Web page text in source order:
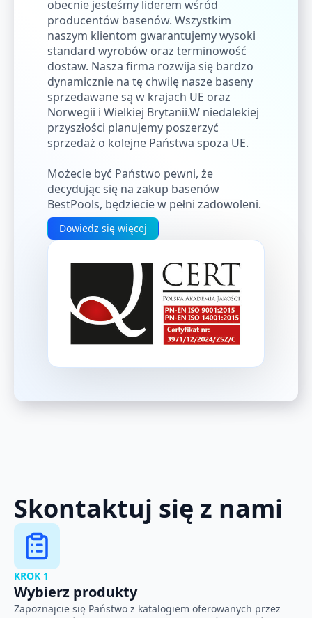
obecnie jesteśmy liderem wśród
producentów basenów. Wszystkim
naszym klientom gwarantujemy wysoki
standard wyrobów oraz terminowość
dostaw. Nasza firma rozwija się bardzo
dynamicznie na tę chwilę nasze baseny
sprzedawane są w krajach UE oraz
Norwegii i Wielkiej Brytanii.W niedalekiej
przyszłości planujemy poszerzyć
sprzedaż o kolejne Państwa spoza UE.
Możecie być Państwo pewni, że
decydując się na zakup basenów
BestPools, będziecie w pełni zadowoleni.
Dowiedz się więcej
Skontaktuj się z nami
KROK 1
Wybierz produkty
Zapoznajcie się Państwo z katalogiem oferowanych przez